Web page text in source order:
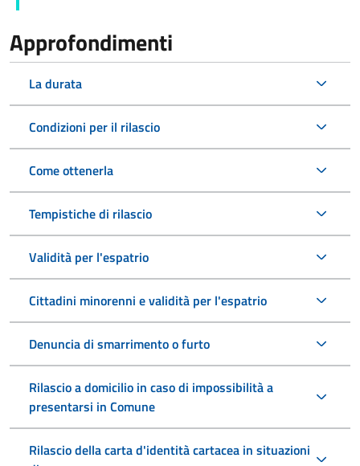
Approfondimenti
La durata
Condizioni per il rilascio
Come ottenerla
Tempistiche di rilascio
Validità per l'espatrio
Cittadini minorenni e validità per l'espatrio
Denuncia di smarrimento o furto
Rilascio a domicilio in caso di impossibilità a
presentarsi in Comune
Rilascio della carta d'identità cartacea in situazioni